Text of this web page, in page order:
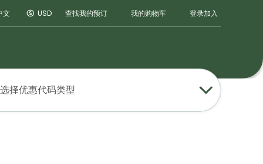
文 USD 查找我的预订 我的购物车 登录加入
选择优惠代码类型